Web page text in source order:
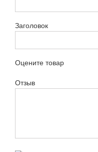
Заголовок
Оцените товар
Отзыв